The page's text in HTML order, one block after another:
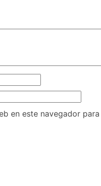
en este navegador